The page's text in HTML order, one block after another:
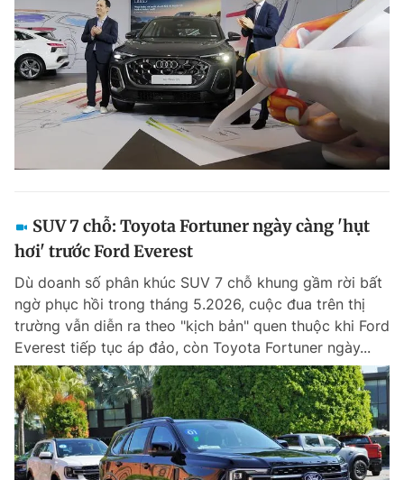
SUV 7 chỗ: Toyota Fortuner ngày càng 'hụt
hơi' trước Ford Everest
Dù doanh số phân khúc SUV 7 chỗ khung gầm rời bất
ngờ phục hồi trong tháng 5.2026, cuộc đua trên thị
trường vẫn diễn ra theo "kịch bản" quen thuộc khi Ford
Everest tiếp tục áp đảo, còn Toyota Fortuner ngày...